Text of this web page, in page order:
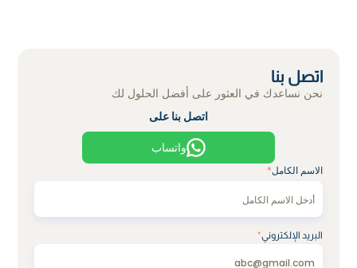
اتصل بنا
نحن نساعدك في العثور على أفضل الحلول لك
اتصل بنا على
واتساب
الاسم الكامل*
البريد الإلكتروني*